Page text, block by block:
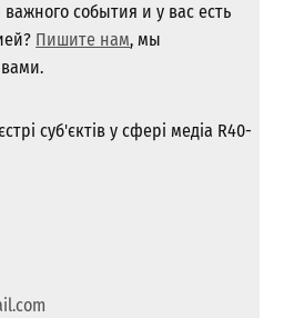
события и у вас есть
Пишите нам, мы
суб'єктів у сфері медіа R40-